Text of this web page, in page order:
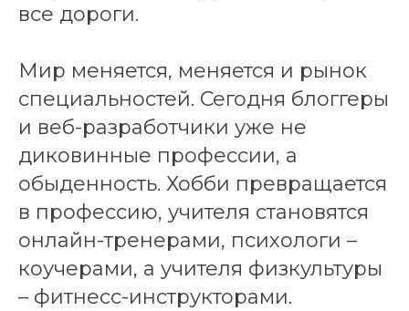
все дороги.
Мир меняется, меняется и рынок
специальностей. Сегодня блоггеры
и веб-разработчики уже не
диковинные профессии, а
обыденность. Хобби превращается
в профессию, учителя становятся
онлайн-тренерами, психологи –
коучерами, а учителя физкультуры
– фитнесс-инструкторами.